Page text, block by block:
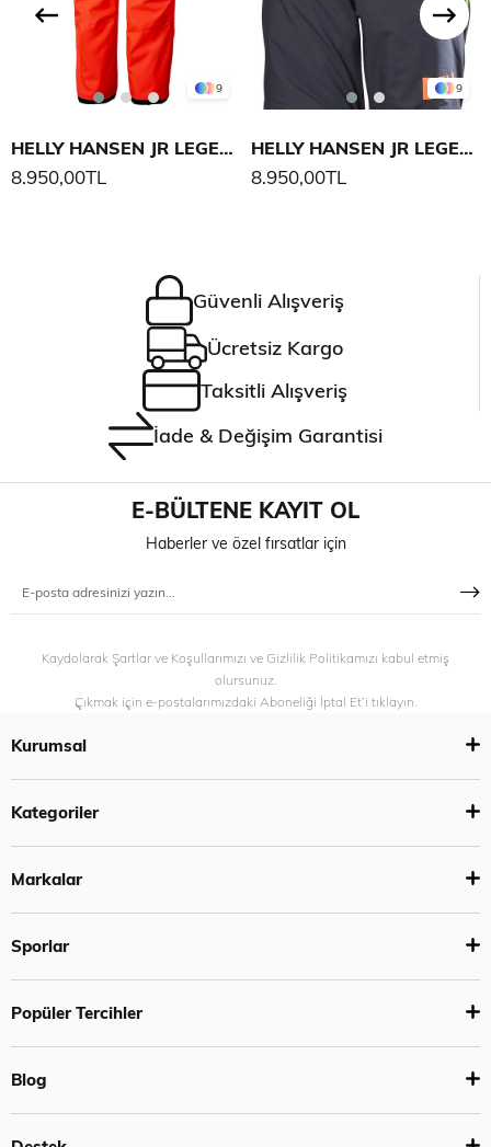
9
HELLY HANSEN JR LEGENDARY PANTOLON
8.950,00TL
9
HELLY HANSEN JR LEGENDARY PANTOLON
8.950,00TL
Güvenli Alışveriş
Ücretsiz Kargo
Taksitli Alışveriş
İade & Değişim Garantisi
E-BÜLTENE KAYIT OL
Haberler ve özel fırsatlar için
Kaydolarak Şartlar ve Koşullarımızı ve Gizlilik Politikamızı kabul etmiş
olursunuz.
Çıkmak için e-postalarımızdaki Aboneliği İptal Et’i tıklayın.
Kurumsal
Kategoriler
Markalar
Sporlar
Popüler Tercihler
Blog